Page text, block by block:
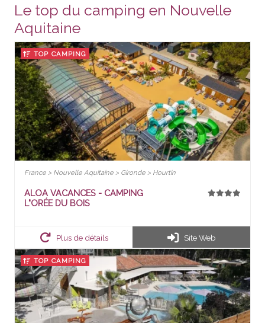
Le top du camping en Nouvelle
Aquitaine
TOP CAMPING
France > Nouvelle Aquitaine > Gironde > Hourtin
ALOA VACANCES - CAMPING
L"ORÉE DU BOIS
Plus de détails Site Web
TOP CAMPING